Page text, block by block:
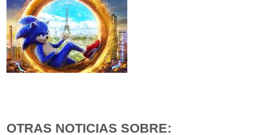
OTRAS NOTICIAS SOBRE: